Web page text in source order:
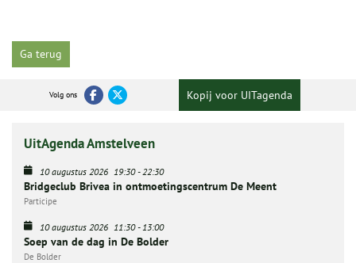
Ga terug
Volg ons Kopij voor UITagenda
UitAgenda Amstelveen
10 augustus 2026 19:30-22:30
Bridgeclub Brivea in ontmoetingscentrum De Meent
Participe
10 augustus 2026 11:30-13:00
Soep van de dag in De Bolder
De Bolder